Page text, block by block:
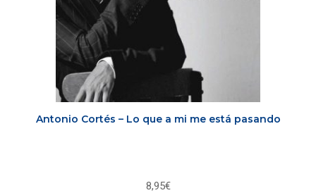
Antonio Cortés – Lo que a mi me está pasando
8,95€